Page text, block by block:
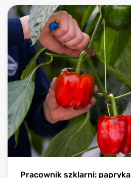
Pracownik szklarni: papryka